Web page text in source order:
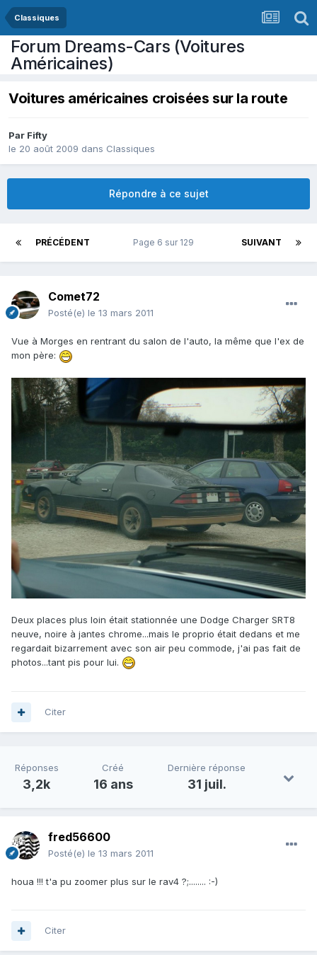
Classiques
Forum Dreams-Cars (Voitures
Américaines)
Voitures américaines croisées sur la route
Par Fifty
le 20 août 2009 dans Classiques
Répondre à ce sujet
PRÉCÉDENT SUIVANT
Page 6 sur 129
Comet72
Posté(e) le 13 mars 2011
Vue à Morges en rentrant du salon de l'auto, la même que l'ex de
mon père:
Deux places plus loin était stationnée une Dodge Charger SRT8
neuve, noire à jantes chrome...mais le proprio était dedans et me
regardait bizarrement avec son air peu commode, j'ai pas fait de
photos...tant pis pour lui.
Citer
Réponses
3,2k
Créé
16 ans
Dernière réponse
31 juil.
fred56600
Posté(e) le 13 mars 2011
houa !!! t'a pu zoomer plus sur le rav4 ?;........ :-)
Citer